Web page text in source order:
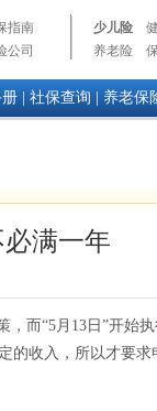
指南
公司
少儿险
养老险
社保查询 养老保
满一年
，而“5月13日”开始
的收入，所以才要求